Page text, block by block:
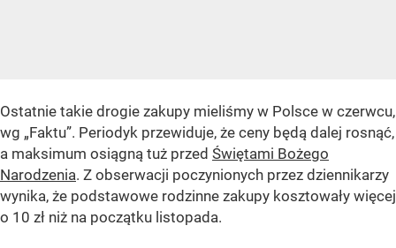
Ostatnie takie drogie zakupy mieliśmy w Polsce w czerwcu,
wg „Faktu”. Periodyk przewiduje, że ceny będą dalej rosnąć,
a maksimum osiągną tuż przed Świętami Bożego
Narodzenia. Z obserwacji poczynionych przez dziennikarzy
wynika, że podstawowe rodzinne zakupy kosztowały więcej
o 10 zł niż na początku listopada.